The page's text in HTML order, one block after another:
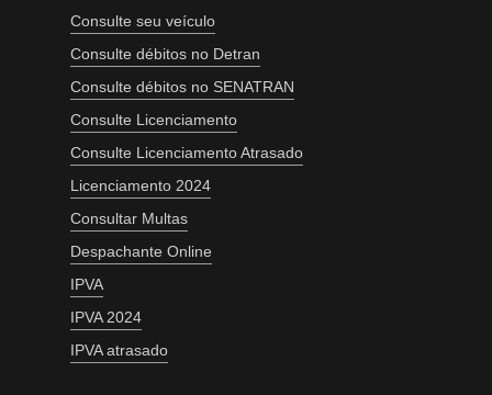
Consulte seu veículo
Consulte débitos no Detran
Consulte débitos no SENATRAN
Consulte Licenciamento
Consulte Licenciamento Atrasado
Licenciamento 2024
Consultar Multas
Despachante Online
IPVA
IPVA 2024
IPVA atrasado